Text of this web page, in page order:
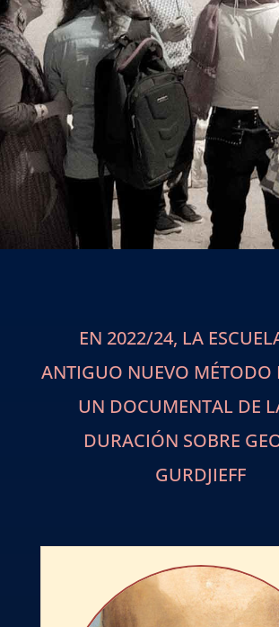
EN 2022/24, LA
ANTIGUO NUEVO MÉTODO
UN DOCUMENTAL DE
DURACIÓN SOBRE
GURDJIEFF